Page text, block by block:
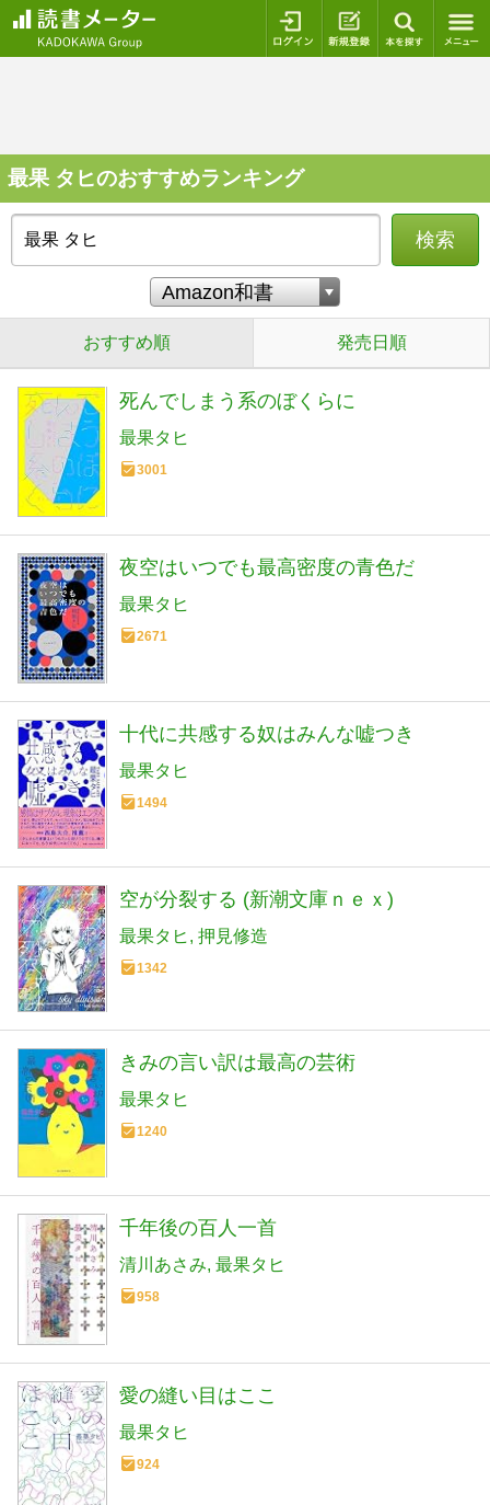
ログイン 新規登録
最果 タヒのおすすめランキング
検索
おすすめ順 発売日順
死んでしまう系のぼくらに
最果タヒ
3001
夜空はいつでも最高密度の青色だ
最果タヒ
2671
十代に共感する奴はみんな嘘つき
最果タヒ
1494
空が分裂する (新潮文庫ｎｅｘ)
最果タヒ 押見修造
1342
きみの言い訳は最高の芸術
最果タヒ
1240
千年後の百人一首
清川あさみ 最果タヒ
958
愛の縫い目はここ
最果タヒ
924